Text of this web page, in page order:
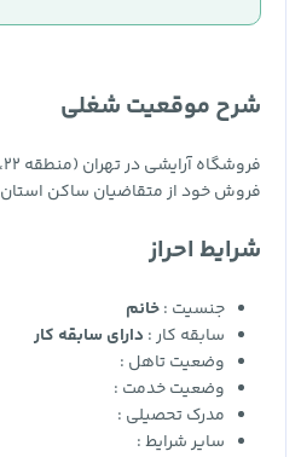
شرح موقعیت شغلی
فروش خود از متقاضیان ساکن
شرایط احراز
جنسیت :خانم
سابقه کار : دارای سابقه کار
وضعیت تاهل :
وضعیت خدمت :
مدرک تحصیلی :
سایر شرایط :